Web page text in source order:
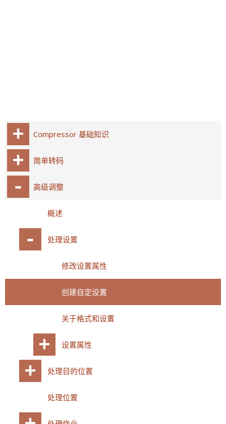
Compressor 基础知识
简单转码
高级调整
概述
处理设置
修改设置属性
创建自定设置
关于格式和设置
设置属性
处理目的位置
处理位置